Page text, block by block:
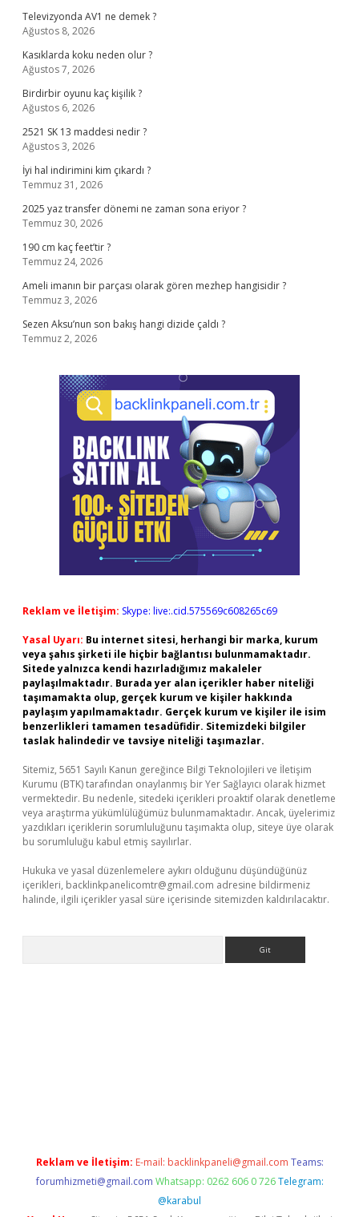
Televizyonda AV1 ne demek ?
Ağustos 8, 2026
Kasıklarda koku neden olur ?
Ağustos 7, 2026
Birdirbir oyunu kaç kişilik ?
Ağustos 6, 2026
2521 SK 13 maddesi nedir ?
Ağustos 3, 2026
İyi hal indirimini kim çıkardı ?
Temmuz 31, 2026
2025 yaz transfer dönemi ne zaman sona eriyor ?
Temmuz 30, 2026
190 cm kaç feet’tir ?
Temmuz 24, 2026
Ameli imanın bir parçası olarak gören mezhep hangisidir ?
Temmuz 3, 2026
Sezen Aksu’nun son bakış hangi dizide çaldı ?
Temmuz 2, 2026
Reklam ve İletişim: Skype: live:.cid.575569c608265c69
Yasal Uyarı: Bu internet sitesi, herhangi bir marka, kurum
veya şahıs şirketi ile hiçbir bağlantısı bulunmamaktadır.
Sitede yalnızca kendi hazırladığımız makaleler
paylaşılmaktadır. Burada yer alan içerikler haber niteliği
taşımamakta olup, gerçek kurum ve kişiler hakkında
paylaşım yapılmamaktadır. Gerçek kurum ve kişiler ile isim
benzerlikleri tamamen tesadüfidir. Sitemizdeki bilgiler
taslak halindedir ve tavsiye niteliği taşımazlar.
Sitemiz, 5651 Sayılı Kanun gereğince Bilgi Teknolojileri ve İletişim
Kurumu (BTK) tarafından onaylanmış bir Yer Sağlayıcı olarak hizmet
vermektedir. Bu nedenle, sitedeki içerikleri proaktif olarak denetleme
veya araştırma yükümlülüğümüz bulunmamaktadır. Ancak, üyelerimiz
yazdıkları içeriklerin sorumluluğunu taşımakta olup, siteye üye olarak
bu sorumluluğu kabul etmiş sayılırlar.
Hukuka ve yasal düzenlemelere aykırı olduğunu düşündüğünüz
içerikleri, backlinkpanelicomtr@gmail.com adresine bildirmeniz
halinde, ilgili içerikler yasal süre içerisinde sitemizden kaldırılacaktır.
Reklam ve İletişim: E-mail: backlinkpaneli@gmail.com Teams:
forumhizmeti@gmail.com Whatsapp: 0262 606 0 726 Telegram:
@karabul